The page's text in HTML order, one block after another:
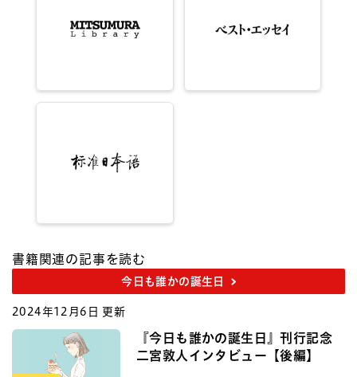
書籍関連の記事を読む
今日も誰かの誕生日
2024年12月6日 更新
『今日も誰かの誕生日』刊行記念
二宮敦人インタビュー【後編】